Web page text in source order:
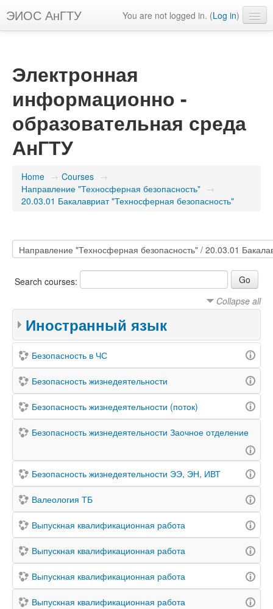
ЭИОС АнГТУ You are not logged in. (Log in)
Электронная
информационно -
образовательная среда
АнГТУ
Home → Courses →
Направление "Техносферная безопасность" →
20.03.01 Бакалавриат "Техносферная безопасность"
Search courses:
Collapse all
Иностранный язык
Безопасность в ЧС
Безопасность жизнедеятельности
Безопасность жизнедеятельности (поток)
Безопасность жизнедеятельности Заочное отделение
Безопасность жизнедеятельности ЭЭ, ЭН, ИВТ
Валеология ТБ
Выпускная квалификационная работа
Выпускная квалификационная работа
Выпускная квалификационная работа
Выпускная квалификационная работа